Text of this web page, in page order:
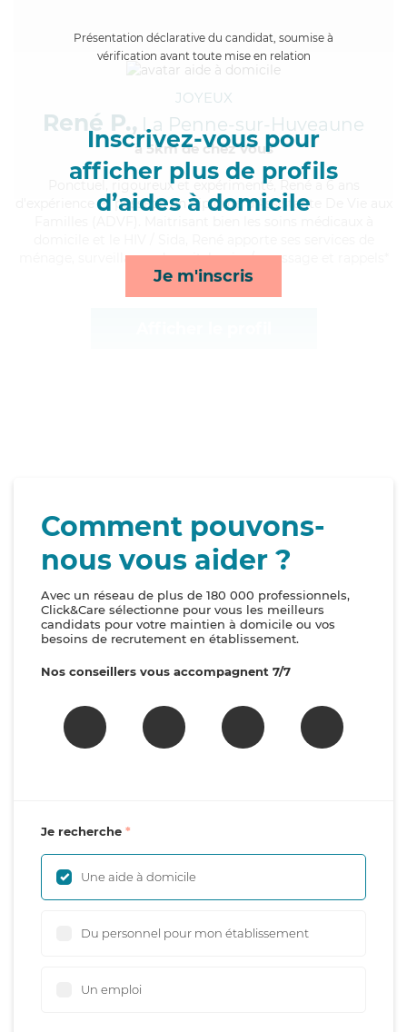
Présentation déclarative du candidat, soumise à
vérification avant toute mise en relation
Inscrivez-vous pour
afficher plus de profils
d’aides à domicile
Je m'inscris
JOYEUX
René P., La Penne-sur-Huveaune
à 5km de chez Vous
, rigoureux et expérimenté, René a 6 ans
d'expérience et possède un diplôme d'Assistante De Vie aux
ménage, surveillance de nuit, lessive/repassage et rappels*
Comment pouvons-
nous vous aider ?
Avec un réseau de plus de 180 000 professionnels,
Click&Care sélectionne pour vous les meilleurs
candidats pour votre maintien à domicile ou vos
besoins de recrutement en établissement.
Nos conseillers vous accompagnent 7/7
Je recherche
Une aide à domicile
Du personnel pour mon établissement
Un emploi